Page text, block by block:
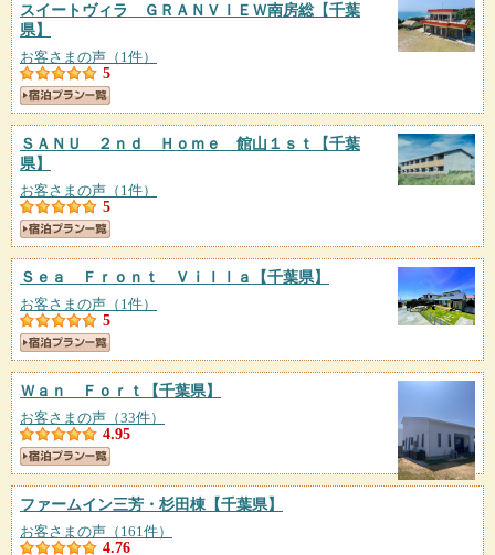
スイートヴィラ ＧＲＡＮＶＩＥＷ南房総【千葉
県】
お客さまの声（1件）
5
ＳＡＮＵ ２ｎｄ Ｈｏｍｅ 館山１ｓｔ
【千葉
県】
お客さまの声（1件）
5
Ｓｅａ Ｆｒｏｎｔ Ｖｉｌｌａ 【千葉県】
お客さまの声（1件）
5
Ｗａｎ Ｆｏｒｔ 【千葉県】
お客さまの声（33件）
4.95
ファームイン三芳・杉田棟 【千葉県】
お客さまの声（161件）
4.76